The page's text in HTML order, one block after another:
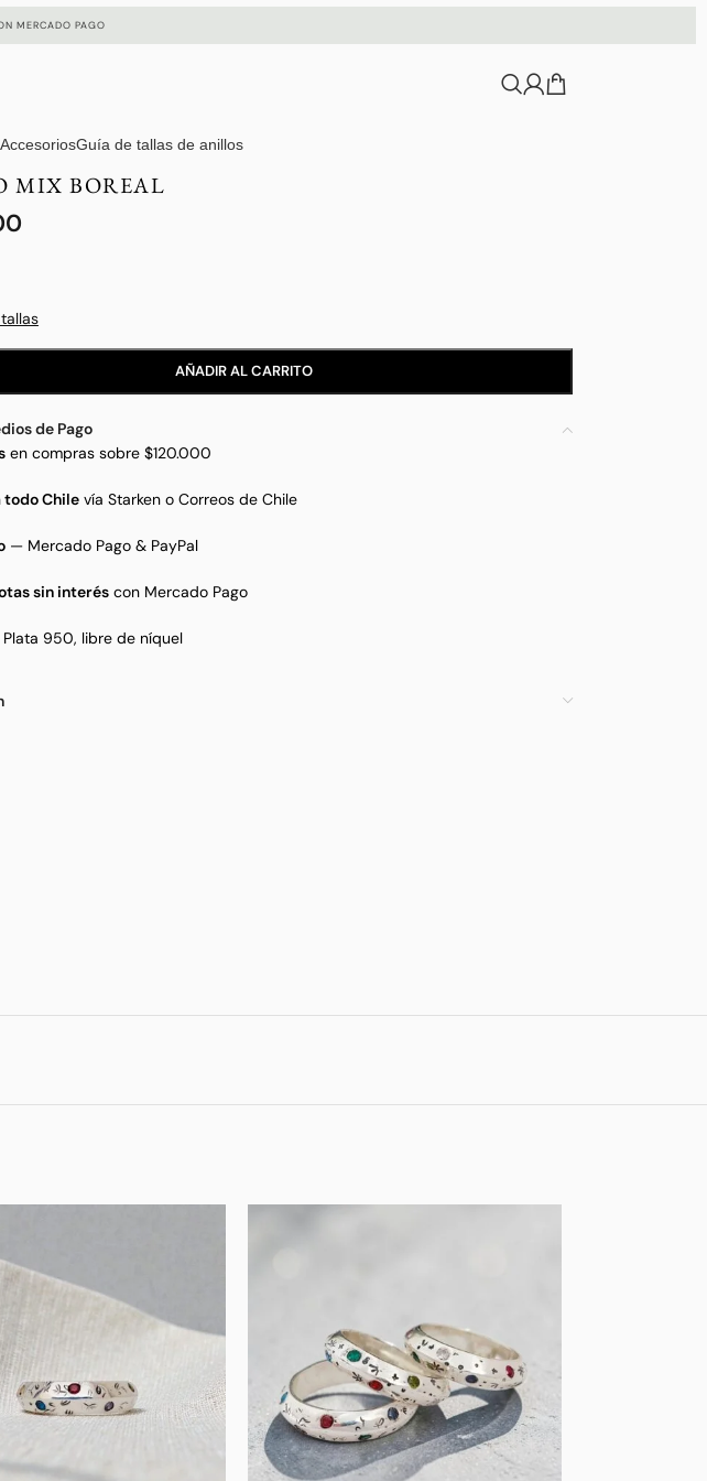
MERCADO PAGO
AccesoriosGuía de tallas de anillos
MIX BOREAL
AÑADIR AL CARRITO
de Pago
en compras sobre $120.000
todo Chilevía Starken o Correos de Chile
— Mercado Pago & PayPal
sin interéscon Mercado Pago
950, libre de níquel